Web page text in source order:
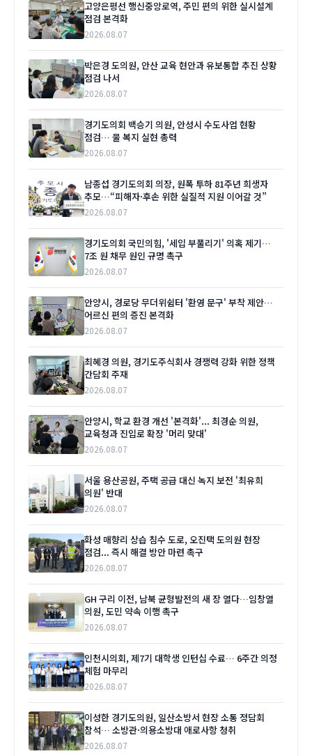
고양은평선 행신중앙로역, 주민 편의 위한 실시설계
점검 본격화
2026.08.07
박은경 도의원, 안산 교육 현안과 유보통합 추진 상황
점검 나서
2026.08.07
경기도의회 백승기 의원, 안성시 수도사업 현황
점검… 물 복지 실현 총력
2026.08.07
남종섭 경기도의회 의장, 원폭 투하 81주년 희생자
추모…“피해자·후손 위한 실질적 지원 이어갈 것”
2026.08.07
경기도의회 국민의힘, '세입 부풀리기' 의혹 제기…
7조 원 채무 원인 규명 촉구
2026.08.07
안양시, 경로당 무더위쉼터 '환영 문구' 부착 제안…
어르신 편의 증진 본격화
2026.08.07
최혜경 의원, 경기도주식회사 경쟁력 강화 위한 정책
간담회 주재
2026.08.07
안양시, 학교 환경 개선 '본격화'... 최경순 의원,
교육청과 진입로 확장 '머리 맞대'
2026.08.07
서울 용산공원, 주택 공급 대신 녹지 보전 '최유희
의원' 반대
2026.08.07
화성 매향리 상습 침수 도로, 오진택 도의원 현장
점검... 즉시 해결 방안 마련 촉구
2026.08.07
GH 구리 이전, 남북 균형발전의 새 장 열다…임창열
의원, 도민 약속 이행 촉구
2026.08.07
인천시의회, 제7기 대학생 인턴십 수료… 6주간 의정
체험 마무리
2026.08.07
이성한 경기도의원, 일산소방서 현장 소통 정담회
참석… 소방관·의용소방대 애로사항 청취
2026.08.07